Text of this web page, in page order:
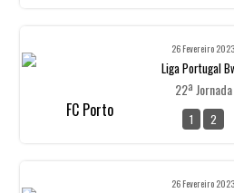
FC Porto
26 Fevereiro 2023
Liga Portugal
22ª Jornada
1 2
26 Fevereiro 2023